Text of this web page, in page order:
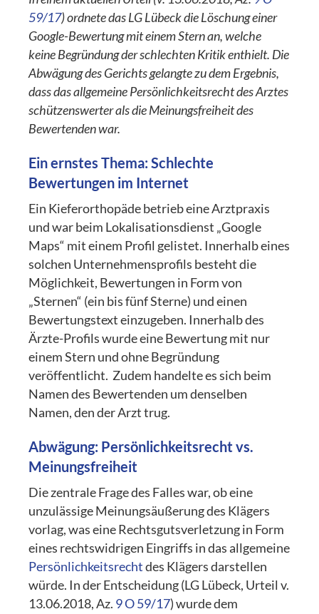
59/17) ordnete das LG Lübeck die Löschung einer
Google-Bewertung mit einem Stern an, welche
keine Begründung der schlechten Kritik enthielt. Die
Abwägung des Gerichts gelangte zu dem Ergebnis,
dass das allgemeine Persönlichkeitsrecht des Arztes
schützenswerter als die Meinungsfreiheit des
Bewertenden war.
Ein ernstes Thema: Schlechte
Bewertungen im Internet
Ein Kieferorthopäde betrieb eine Arztpraxis
und war beim Lokalisationsdienst „Google
Maps“ mit einem Profil gelistet. Innerhalb eines
solchen Unternehmensprofils besteht die
Möglichkeit, Bewertungen in Form von
„Sternen“ (ein bis fünf Sterne) und einen
Bewertungstext einzugeben. Innerhalb des
Ärzte-Profils wurde eine Bewertung mit nur
einem Stern und ohne Begründung
veröffentlicht. Zudem handelte es sich beim
Namen des Bewertenden um denselben
Namen, den der Arzt trug.
Abwägung: Persönlichkeitsrecht vs.
Meinungsfreiheit
Die zentrale Frage des Falles war, ob eine
unzulässige Meinungsäußerung des Klägers
vorlag, was eine Rechtsgutsverletzung in Form
eines rechtswidrigen Eingriffs in das allgemeine
Persönlichkeitsrechtdes Klägers darstellen
würde. In der Entscheidung (LG Lübeck, Urteil v.
13.06.2018, Az. 9 O 59/17) wurde dem